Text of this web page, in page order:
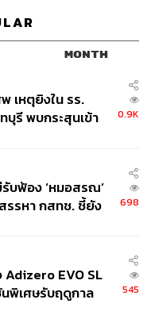
กรรมใหม่ๆ ที่เป็น
ถยนต์ไฟฟ้าด้วย ยก
อัตโนมัติและปลอดภัย
ที่ใส่ระบบขับขี่อัตโนมัติ
MONTH
เหตุยิงใน รร.
บุรี พบกระสุนเข้า
0.9K
บฟ้อง ‘หมอสรณ’
รหา กสทช. ชี้ยัง
698
EVO SL
พิเศษรับฤดูกาล
545